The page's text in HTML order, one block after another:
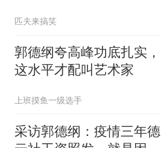
匹夫来搞笑
郭德纲夸高峰功底扎实，
这水平才配叫艺术家
上班摸鱼一级选手
采访郭德纲：疫情三年德